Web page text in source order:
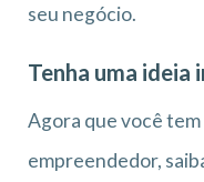
seu negócio.
Tenha uma ideia
Agora que você
empreendedor,